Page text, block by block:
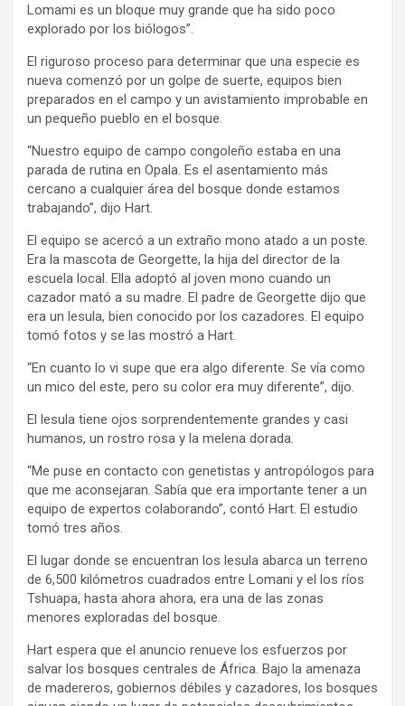
Lomami es un bloque muy grande que ha sido poco
explorado por los biólogos”.
El riguroso proceso para determinar que una especie es
nueva comenzó por un golpe de suerte, equipos bien
preparados en el campo y un avistamiento improbable en
un pequeño pueblo en el bosque.
“Nuestro equipo de campo congoleño estaba en una
parada de rutina en Opala. Es el asentamiento más
cercano a cualquier área del bosque donde estamos
trabajando”, dijo Hart.
El equipo se acercó a un extraño mono atado a un poste.
Era la mascota de Georgette, la hija del director de la
escuela local. Ella adoptó al joven mono cuando un
cazador mató a su madre. El padre de Georgette dijo que
era un lesula, bien conocido por los cazadores. El equipo
tomó fotos y se las mostró a Hart.
“En cuanto lo vi supe que era algo diferente. Se vía como
un mico del este, pero su color era muy diferente”, dijo.
El lesula tiene ojos sorprendentemente grandes y casi
humanos, un rostro rosa y la melena dorada.
“Me puse en contacto con genetistas y antropólogos para
que me aconsejaran. Sabía que era importante tener a un
equipo de expertos colaborando”, contó Hart. El estudio
tomó tres años.
El lugar donde se encuentran los lesula abarca un terreno
de 6,500 kilómetros cuadrados entre Lomani y el los ríos
Tshuapa, hasta ahora ahora, era una de las zonas
menores exploradas del bosque.
Hart espera que el anuncio renueve los esfuerzos por
salvar los bosques centrales de África. Bajo la amenaza
de madereros, gobiernos débiles y cazadores, los bosques